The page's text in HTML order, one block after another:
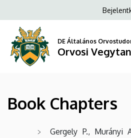
Chapters
Orvosi
Vegytani
Intézet
a
tartalomra
fiók
DE Általános
Orvosi
Book Chapters
Gergely P., Murányi